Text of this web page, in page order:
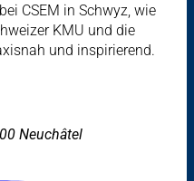
CSEM in Schwyz, wie
KMU und die
und inspirierend.
Neuchâtel